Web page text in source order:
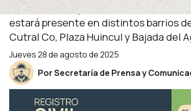
Este servicio, que facilita a los
estará presente en distintos barrios
Cutral Co, Plaza Huincul y Bajada del
jueves 28 de agosto de 2025
Por Secretaría de Prensa y